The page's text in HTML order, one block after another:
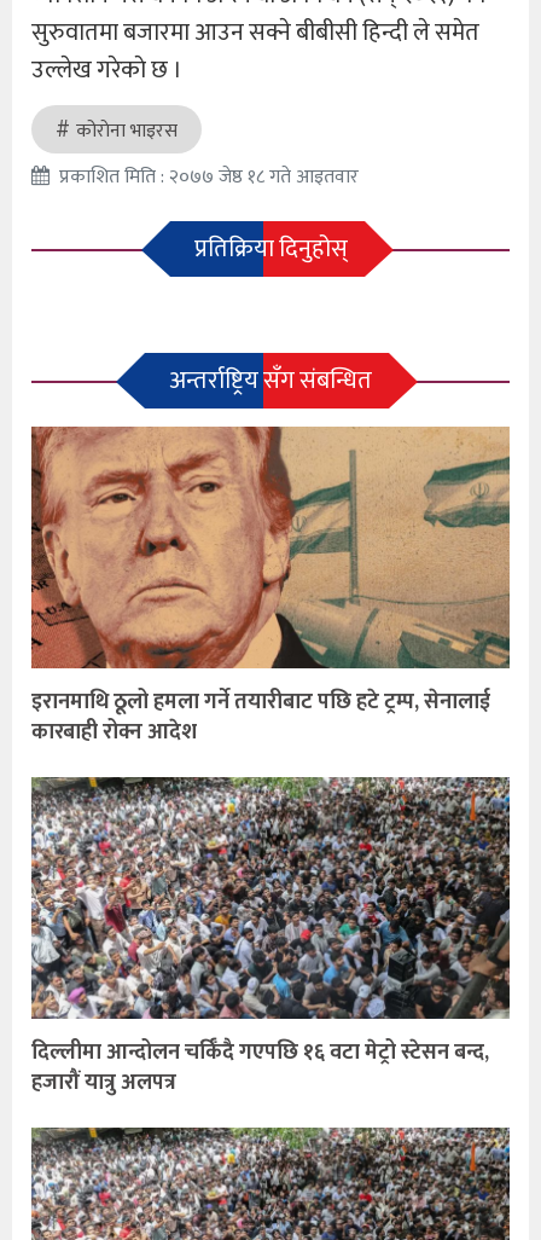
सुरुवातमा बजारमा आउन सक्ने बीबीसी हिन्दी ले समेत
उल्लेख गरेकाे छ ।
कोराेना भाइरस
प्रकाशित मिति : २०७७ जेष्ठ १८ गते आइतवार
प्रतिक्रिया दिनुहोस्
अन्तर्राष्ट्रिय सँग संबन्धित
इरानमाथि ठूलो हमला गर्ने तयारीबाट पछि हटे ट्रम्प, सेनालाई
कारबाही रोक्न आदेश
दिल्लीमा आन्दोलन चर्किँदै गएपछि १६ वटा मेट्रो स्टेसन बन्द,
हजारौं यात्रु अलपत्र